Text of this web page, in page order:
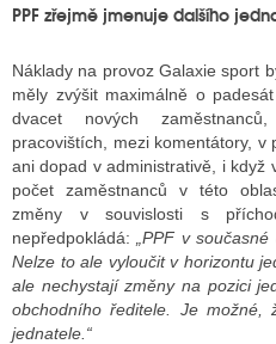
PPF zřejmě jmenuje dalšího
Náklady na provoz Galaxie sport
měly zvýšit maximálně o
dvacet nových
pracovištích, mezi komentátory, v
ani dopad v administrativě, i když
počet zaměstnanců v této
změny v souvislosti s
nepředpokládá:
„PPF v
Nelze to ale vyloučit v horizontu
ale nechystají změny na pozici
obchodního ředitele. Je
jednatele.“